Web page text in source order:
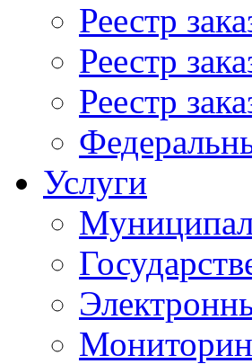
Реестр
Реестр
Реестр
Услуги